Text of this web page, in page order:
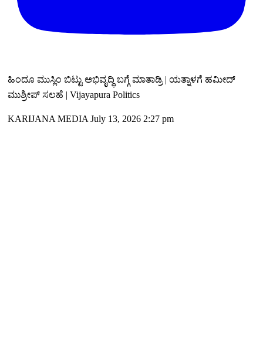
ಹಿಂದೂ ಮುಸ್ಲಿಂ ಬಿಟ್ಟು ಅಭಿವೃದ್ಧಿ ಬಗ್ಗೆ ಮಾತಾಡ್ರಿ | ಯತ್ನಾಳಗೆ ಹಮೀದ್
ಮುಶ್ರೀಪ್ ಸಲಹೆ | Vijayapura Politics
KARIJANA MEDIA July 13, 2026 2:27 pm